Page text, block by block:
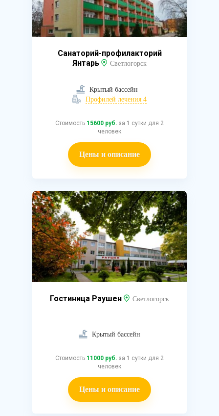
Санаторий-профилакторий
Янтарь
Светлогорск
Крытый бассейн
Профилей лечения 4
Стоимость 15600 руб. за 1 сутки для 2
человек
Цены и описание
Гостиница Раушен Светлогорск
Крытый бассейн
Стоимость 11000 руб. за 1 сутки для 2
человек
Цены и описание